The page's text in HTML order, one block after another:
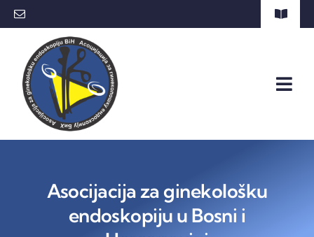
Skip
to
content
Toggle
Kontakt
AGEBHAsocijacija za ginekološku
endoskopiju u Bosni i